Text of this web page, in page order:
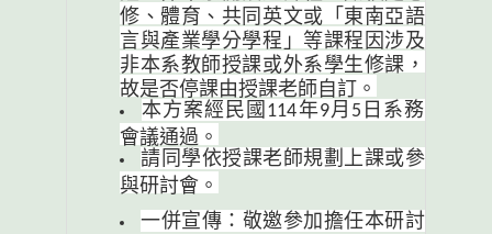
修、體育、共同英文或「東南亞語
言與產業學分學程」等課程因涉及
非本系教師授課或外系學生修課，
故是否停課由授課老師自訂。
本方案經民國 114年9月 5 日系務
會議通過。
請同學依授課老師規劃上課或參
與研討會。
一併宣傳：敬邀參加擔任本研討